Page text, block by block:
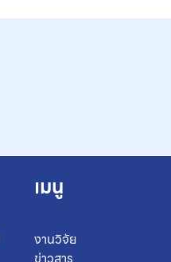
เมนู
งานวิจัย